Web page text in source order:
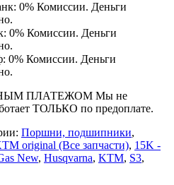
0% Комиссии. Деньги
0% Комиссии. Деньги
0% Комиссии. Деньги
ПЛАТЕЖОМ Мы не
ТОЛЬКО по предоплате.
Поршни, подшипники,
original (Все запчасти), 15K -
New, Husqvarna, KTM, S3,